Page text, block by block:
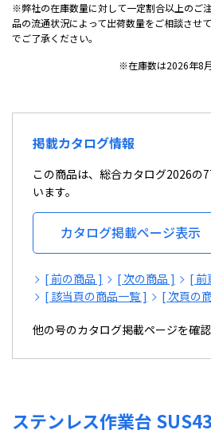
※弊社の在庫数量に対して一定割合以上のご
品の流通状況によって出荷数量をご相談させ
でご了承ください。
※在庫数は2026年8
掲載カタログ情報
この商品は、総合カタログ2026の
います。
カタログ掲載ページ表示
[ 前の商品 ] [ 次の商品 ]
[ 前
[ 該当頁の商品一覧 ]
[ 次頁の
他の号のカタログ掲載ページを確
ステンレス作業台